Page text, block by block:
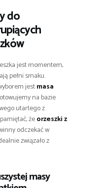
do
jest momentem,
pełni smaku.
jestmasa
na bazie
utartego z
żeorzeszki z
odczekać w
związało z
masy